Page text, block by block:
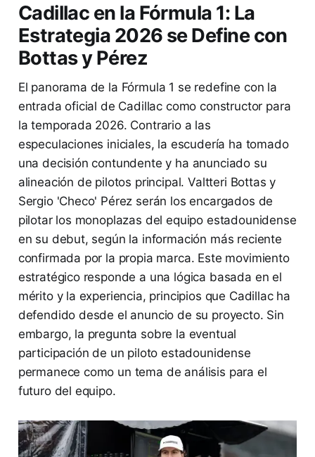
Cadillac en la Fórmula 1: La
Estrategia 2026 se Define con
Bottas y Pérez
El panorama de la Fórmula 1 se redefine con la
entrada oficial de Cadillac como constructor para
la temporada 2026. Contrario a las
especulaciones iniciales, la escudería ha tomado
una decisión contundente y ha anunciado su
alineación de pilotos principal. Valtteri Bottas y
Sergio 'Checo' Pérez serán los encargados de
pilotar los monoplazas del equipo estadounidense
en su debut, según la información más reciente
confirmada por la propia marca. Este movimiento
estratégico responde a una lógica basada en el
mérito y la experiencia, principios que Cadillac ha
defendido desde el anuncio de su proyecto. Sin
embargo, la pregunta sobre la eventual
participación de un piloto estadounidense
permanece como un tema de análisis para el
futuro del equipo.